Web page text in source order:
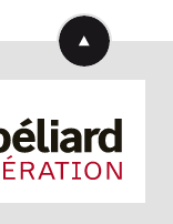
Retourner en